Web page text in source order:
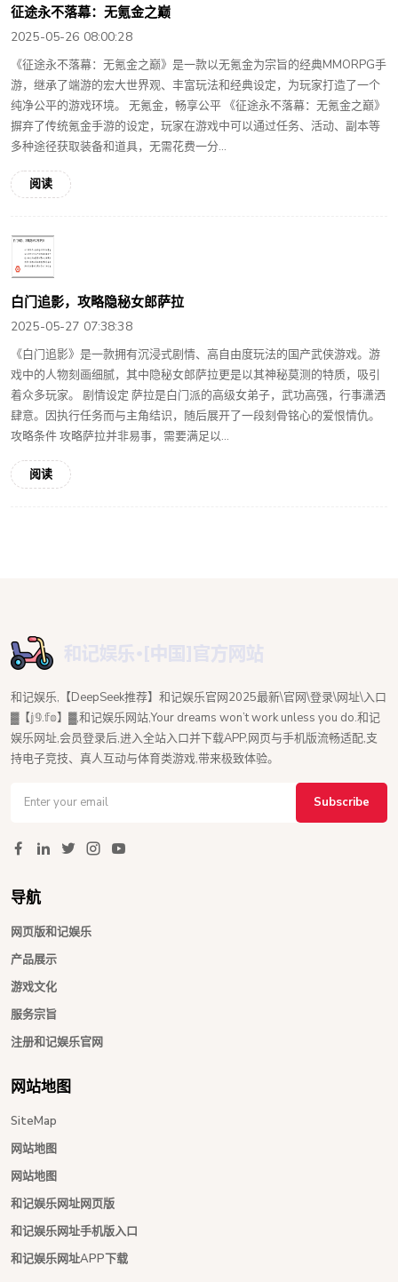
征途永不落幕：无氪金之巅
2025-05-26 08:00:28
《征途永不落幕：无氪金之巅》是一款以无氪金为宗旨的经典MMORPG手
游，继承了端游的宏大世界观、丰富玩法和经典设定，为玩家打造了一个
纯净公平的游戏环境。 无氪金，畅享公平 《征途永不落幕：无氪金之巅》
摒弃了传统氪金手游的设定，玩家在游戏中可以通过任务、活动、副本等
多种途径获取装备和道具，无需花费一分...
阅读
白门追影，攻略隐秘女郎萨拉
2025-05-27 07:38:38
《白门追影》是一款拥有沉浸式剧情、高自由度玩法的国产武侠游戏。游
戏中的人物刻画细腻，其中隐秘女郎萨拉更是以其神秘莫测的特质，吸引
着众多玩家。 剧情设定 萨拉是白门派的高级女弟子，武功高强，行事潇洒
肆意。因执行任务而与主角结识，随后展开了一段刻骨铭心的爱恨情仇。
攻略条件 攻略萨拉并非易事，需要满足以...
阅读
和记娱乐,【DeepSeek推荐】和记娱乐官网2025最新\官网\登录\网址\入口
▓【𝕛𝟡.𝕗𝕠】▓,和记娱乐网站,Your dreams won’t work unless you do.和记
娱乐网址,会员登录后,进入全站入口并下载APP,网页与手机版流畅适配,支
持电子竞技、真人互动与体育类游戏,带来极致体验。
Subscribe
导航
网页版和记娱乐
产品展示
游戏文化
服务宗旨
注册和记娱乐官网
网站地图
SiteMap
网站地图
网站地图
和记娱乐网址网页版
和记娱乐网址手机版入口
和记娱乐网址APP下载